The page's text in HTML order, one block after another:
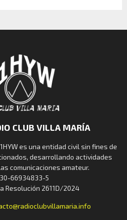
CLUB VILLA MARÍA
es una entidad civil sin fines de
desarrollando actividades
comunicaciones amateur.
30-66934833-5
Resolución 2611D/2024